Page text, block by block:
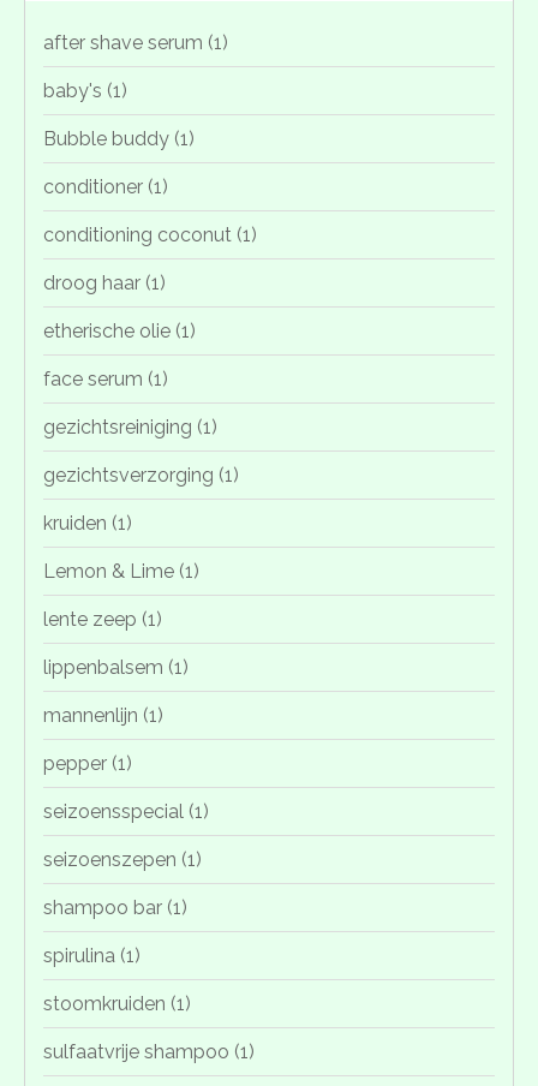
after shave serum (1)
baby's (1)
Bubble buddy (1)
conditioner (1)
conditioning coconut (1)
droog haar (1)
etherische olie (1)
face serum (1)
gezichtsreiniging (1)
gezichtsverzorging (1)
kruiden (1)
Lemon & Lime (1)
lente zeep (1)
lippenbalsem (1)
mannenlijn (1)
pepper (1)
seizoensspecial (1)
seizoenszepen (1)
shampoo bar (1)
spirulina (1)
stoomkruiden (1)
sulfaatvrije shampoo (1)